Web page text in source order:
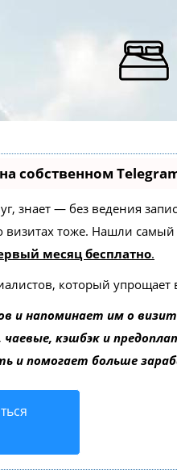
собственном
знает — без ведения
визитах тоже. Нашли
месяц бесплатно.
который упрощает
и напоминает им о
чаевые, кэшбэк и
и помогает больше